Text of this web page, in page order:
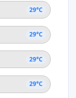
29°C
29°C
29°C
29°C